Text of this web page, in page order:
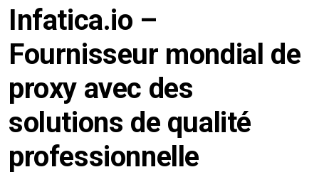
Infatica.io –
Fournisseur mondial de
proxy avec des
solutions de qualité
professionnelle